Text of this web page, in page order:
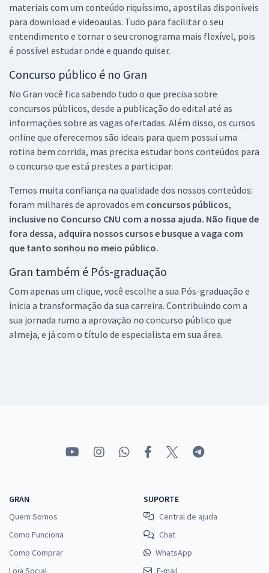
materiais com um conteúdo riquíssimo, apostilas disponíveis
para download e videoaulas. Tudo para facilitar o seu
entendimento e tornar o seu cronograma mais flexível, pois
é possível estudar onde e quando quiser.
Concurso público é no Gran
No Gran você fica sabendo tudo o que precisa sobre
concursos públicos, desde a publicação do edital até as
informações sobre as vagas ofertadas. Além disso, os cursos
online que oferecemos são ideais para quem possui uma
rotina bem corrida, mas precisa estudar bons conteúdos para
o concurso que está prestes a participar.
Temos muita confiança na qualidade dos nossos conteúdos:
foram milhares de aprovados em concursos públicos,
inclusive no Concurso CNU com a nossa ajuda. Não fique de
fora dessa, adquira nossos cursos e busque a vaga com
que tanto sonhou no meio público.
Gran também é Pós-graduação
Com apenas um clique, você escolhe a sua Pós-graduação e
inicia a transformação da sua carreira. Contribuindo com a
sua jornada rumo a aprovação no concurso público que
almeja, e já com o título de especialista em sua área.
GRAN
Quem Somos
Como Funciona
Como Comprar
Loja Social
SUPORTE
Central de ajuda
Chat
WhatsApp
E-mail